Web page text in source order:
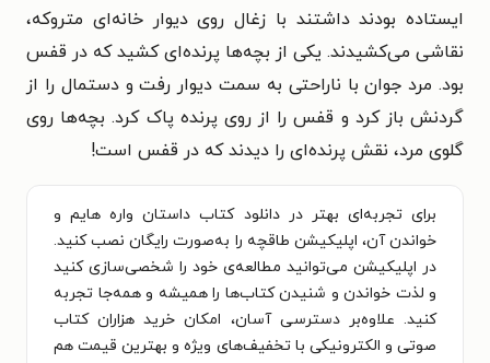
ایستاده بودند داشتند با زغال روی دیوار خانه‌ای متروکه،
نقاشی می‌‌کشیدند. یکی از بچه‌ها پرنده‌ای کشید که در قفس
بود. مرد جوان با ناراحتی به سمت دیوار رفت و دستمال را از
گردنش باز کرد و قفس را از روی پرنده پاک کرد. بچه‌ها روی
گلوی مرد، نقش پرنده‌ای را دیدند که در قفس است!
برای تجربه‌ای بهتر در دانلود کتاب داستان واره هایم و
خواندن آن، اپلیکیشن طاقچه را به‌صورت رایگان نصب کنید.
در اپلیکیشن می‌توانید مطالعه‌ی خود را شخصی‌سازی کنید
و لذت خواندن و شنیدن کتاب‌ها را همیشه و همه‌جا تجربه
کنید. علاوه‌بر دسترسی آسان، امکان خرید هزاران کتاب
صوتی و الکترونیکی با تخفیف‌های ویژه و بهترین قیمت هم